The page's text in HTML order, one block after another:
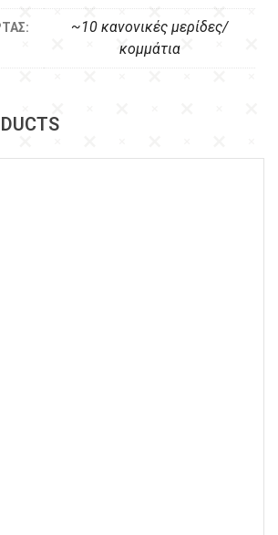
~10 κανονικές μερίδες/
κομμάτια